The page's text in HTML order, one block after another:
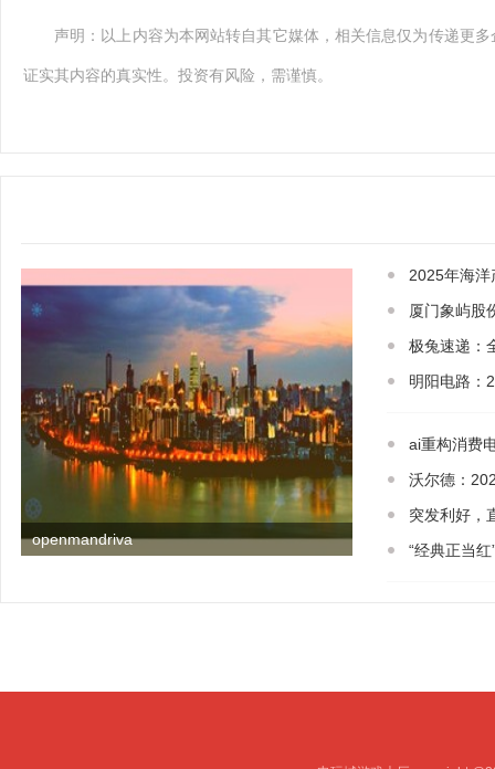
声明：以上内容为本网站转自其它媒体，相关信息仅为传递更
证实其内容的真实性。投资有风险，需谨慎。
openmandriva
2025年海
厦门象屿股
极兔速递：
明阳电路：
ai重构消费
沃尔德：
突发利好，
“经典正当